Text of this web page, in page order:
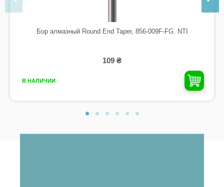
Бор алмазный Round End Taper, 856-009F-FG. NTI
109 ₴
В НАЛИЧИИ